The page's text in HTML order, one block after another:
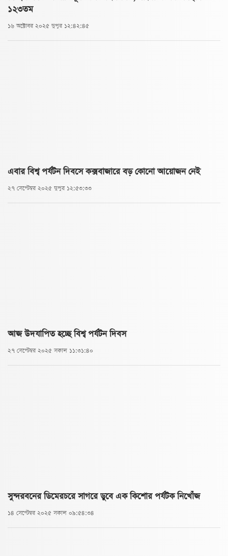
১২৩তম
১৬ অক্টোবর ২০২৫ দুপুর ১২:৪২:৪৫
এবার বিশ্ব পর্যটন দিবসে কক্সবাজারে বড় কোনো আয়োজন নেই
২৭ সেপ্টেম্বর ২০২৫ দুপুর ১২:৫৩:৩৩
আজ উদযাপিত হচ্ছে বিশ্ব পর্যটন দিবস
২৭ সেপ্টেম্বর ২০২৫ সকাল ১১:৩১:৪০
সুন্দরবনের ডিমেরচরে সাগরে ডুবে এক কিশোর পর্যটক নিখোঁজ
১৪ সেপ্টেম্বর ২০২৫ সকাল ০৯:৫৪:৩৪